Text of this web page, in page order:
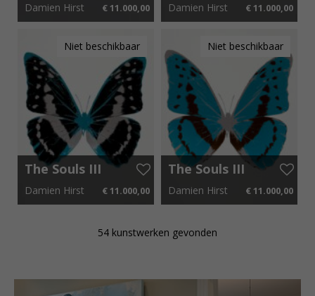
Chocolate –
Topaz
OC7740
Damien Hirst € 11.000,00 Turquoise –
Rustic
Copper –
Silver Gloss
Damien Hirst € 11.000,00
Niet beschikbaar
The Souls III
Black –
Silver Gloss
Damien Hirst € 11.000,00
Niet beschikbaar
The Souls III
Chocolate –
Silver gloss
Damien Hirst € 11.000,00
54 kunstwerken gevonden